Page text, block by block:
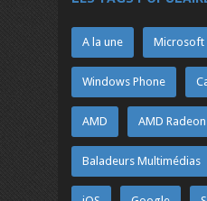
A la une Microsoft
Windows Phone
AMD AMD Radeon
Baladeurs Multimédias